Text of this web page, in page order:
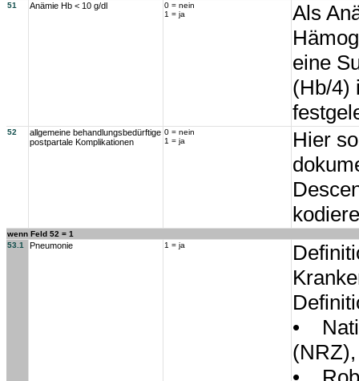
51 Anämie Hb < 10 g/dl
0 = nein
1 = ja
Als
eine
(Hb/4)
52
allgemeine behandlungsbedürftige
postpartale Komplikationen
0 = nein
1 = ja
Hier
wenn Feld 52 = 1
53.1
Pneumonie 1 = ja
•